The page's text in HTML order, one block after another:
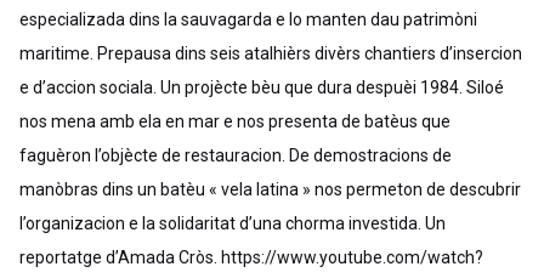
especializada dins la sauvagarda e lo manten dau patrimòni
maritime. Prepausa dins seis atalhièrs divèrs chantiers d’insercion
e d’accion sociala. Un projècte bèu que dura despuèi 1984. Siloé
nos mena amb ela en mar e nos presenta de batèus que
faguèron l’objècte de restauracion. De demostracions de
manòbras dins un batèu « vela latina » nos permeton de descubrir
l’organizacion e la solidaritat d’una chorma investida. Un
reportatge d’Amada Cròs. https://www.youtube.com/watch?